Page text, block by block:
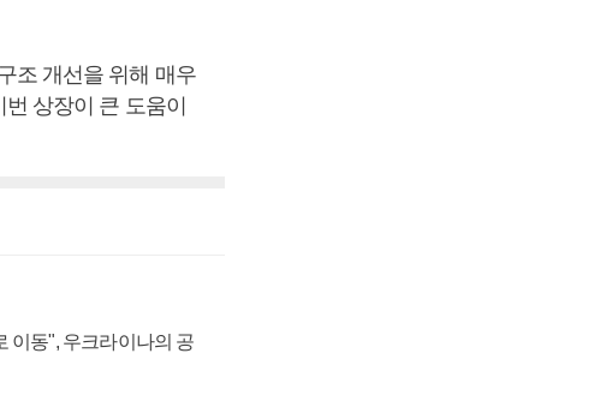
조 개선을 위해 매우
상장이 큰 도움이
이동", 우크라이나의 공